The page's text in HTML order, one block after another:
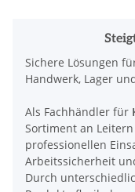
Sichere Lösungen
Handwerk, Lager
Als Fachhändler für
Sortiment an
professionellen
Arbeitssicherheit
Durch